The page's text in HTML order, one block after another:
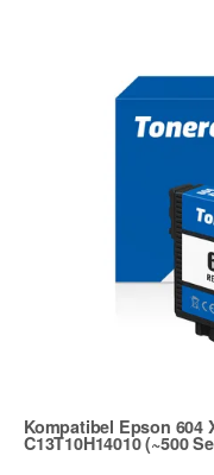
Kompatibel Epson 604
C13T10H14010 (~500
Zur Artikelbewertung